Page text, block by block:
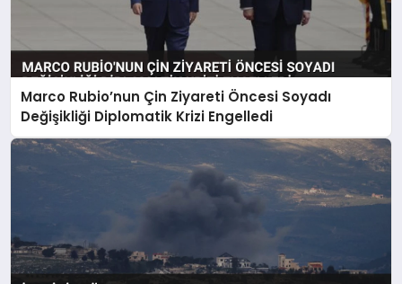
Marco Rubio’nun Çin Ziyareti Öncesi Soyadı
Değişikliği Diplomatik Krizi Engelledi